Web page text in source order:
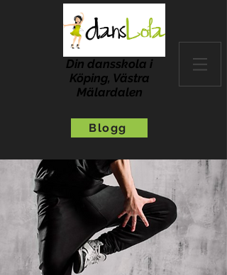
Din dansskola i
Köping, Västra
Mälardalen
Blogg